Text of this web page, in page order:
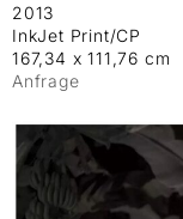
2013
InkJet Print/CP
167,34 x 111,76 cm
Anfrage